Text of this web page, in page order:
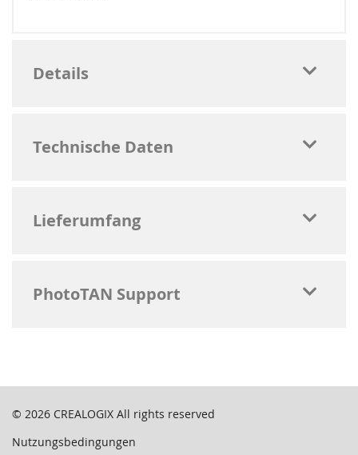
Details
Technische Daten
Lieferumfang
PhotoTAN Support
© 2026 CREALOGIX All rights reserved
Nutzungsbedingungen